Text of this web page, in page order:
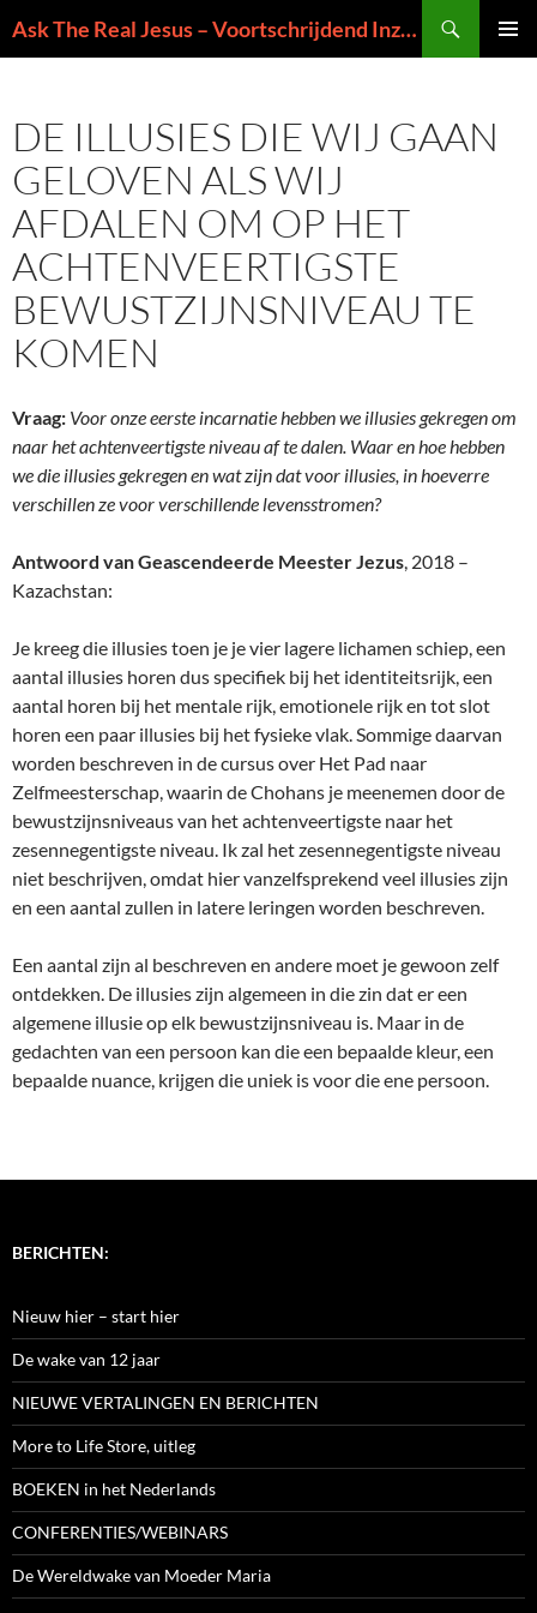
naar
Ask The Real Jesus – Voortschrijdend Inzicht in de Zin van het Leven
DE ILLUSIES DIE WIJ GAAN
GELOVEN ALS WIJ
AFDALEN OM OP HET
ACHTENVEERTIGSTE
BEWUSTZIJNSNIVEAU TE
KOMEN
Vraag: Voor onze eerste incarnatie hebben we illusies gekregen om
naar het achtenveertigste niveau af te dalen. Waar en hoe hebben
we die illusies gekregen en wat zijn dat voor illusies, in hoeverre
verschillen ze voor verschillende levensstromen?
Antwoord van Geascendeerde Meester Jezus, 2018 –
Kazachstan:
Je kreeg die illusies toen je je vier lagere lichamen schiep, een
aantal illusies horen dus specifiek bij het identiteitsrijk, een
aantal horen bij het mentale rijk, emotionele rijk en tot slot
horen een paar illusies bij het fysieke vlak. Sommige daarvan
worden beschreven in de cursus over Het Pad naar
Zelfmeesterschap, waarin de Chohans je meenemen door de
bewustzijnsniveaus van het achtenveertigste naar het
zesennegentigste niveau. Ik zal het zesennegentigste niveau
niet beschrijven, omdat hier vanzelfsprekend veel illusies zijn
en een aantal zullen in latere leringen worden beschreven.
Een aantal zijn al beschreven en andere moet je gewoon zelf
ontdekken. De illusies zijn algemeen in die zin dat er een
algemene illusie op elk bewustzijnsniveau is. Maar in de
gedachten van een persoon kan die een bepaalde kleur, een
bepaalde nuance, krijgen die uniek is voor die ene persoon.
BERICHTEN:
Nieuw hier – start hier
De wake van 12 jaar
NIEUWE VERTALINGEN EN BERICHTEN
More to Life Store, uitleg
BOEKEN in het Nederlands
CONFERENTIES/WEBINARS
De Wereldwake van Moeder Maria